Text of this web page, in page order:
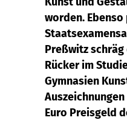
worden.
Preßwitz
Rücker im
Gymnasien
Euro Preisgeld